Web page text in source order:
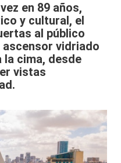
en 89 años,
y cultural, el
al público
vidriado
la cima, desde
vistas